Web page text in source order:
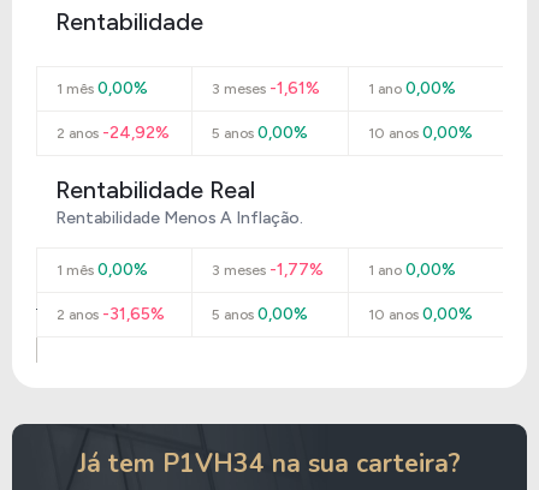
Rentabilidade
1 mês 0,00% 3 meses -1,61% 1 ano0,00%
2 anos -24,92% 5 anos 0,00% 10 anos0,00%
Rentabilidade Real
Rentabilidade Menos A Inflação.
1 mês 0,00% 3 meses -1,77% 1 ano0,00%
2 anos -31,65% 5 anos 0,00% 10 anos0,00%
Já tem P1VH34 na sua carteira?